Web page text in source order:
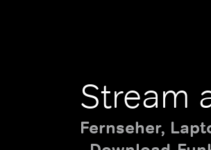
Stream
Fernseher,